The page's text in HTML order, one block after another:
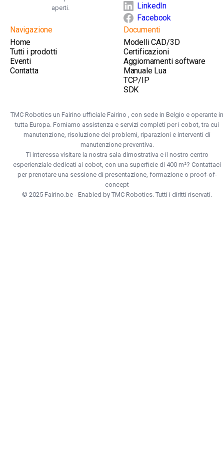
aperti.
LinkedIn
Facebook
Navigazione
Home
Tutti i prodotti
Eventi
Contatta
Documenti
Modelli CAD/3D
Certificazioni
Aggiornamenti software
Manuale Lua
TCP/IP
SDK
TMC Robotics un Fairino ufficiale Fairino , con sede in Belgio e operante in
tutta Europa. Forniamo assistenza e servizi completi per i cobot, tra cui
manutenzione, risoluzione dei problemi, riparazioni e interventi di
manutenzione preventiva.
Ti interessa visitare la nostra sala dimostrativa e il nostro centro
esperienziale dedicati ai cobot, con una superficie di 400 m²? Contattaci
per prenotare una sessione di presentazione, formazione o proof-of-
concept
© 2025 Fairino.be - Enabled by TMC Robotics. Tutti i diritti riservati.